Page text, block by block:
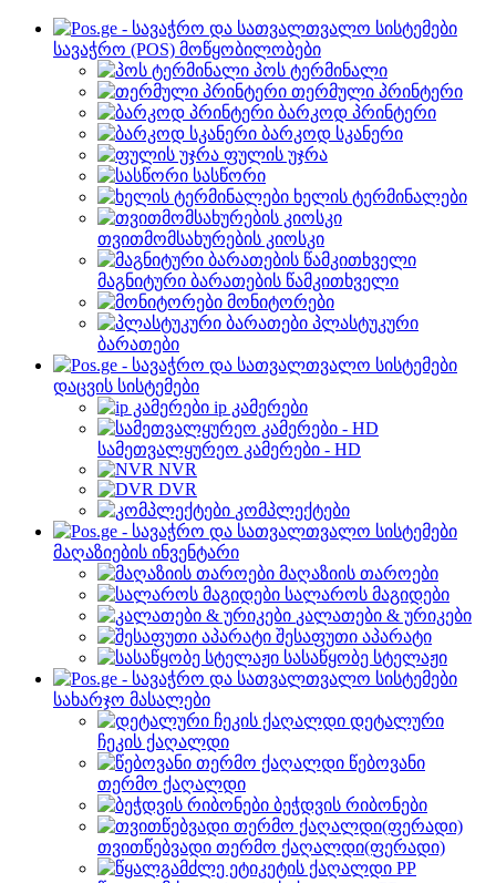
სავაჭრო (POS) მოწყობილობები
პოს ტერმინალი
თერმული პრინტერი
ბარკოდ პრინტერი
ბარკოდ სკანერი
ფულის უჯრა
სასწორი
ხელის ტერმინალები
თვითმომსახურების კიოსკი
მაგნიტური ბარათების წამკითხველი
მონიტორები
პლასტუკური
ბარათები
დაცვის სისტემები
ip კამერები
სამეთვალყურეო კამერები - HD
NVR
DVR
კომპლექტები
მაღაზიების ინვენტარი
მაღაზიის თაროები
სალაროს მაგიდები
კალათები & ურიკები
შესაფუთი აპარატი
სასაწყობე სტელაჟი
სახარჯო მასალები
დეტალური
ჩეკის ქაღალდი
წებოვანი
თერმო ქაღალდი
ბეჭდვის რიბონები
თვითწებვადი თერმო ქაღალდი(ფერადი)